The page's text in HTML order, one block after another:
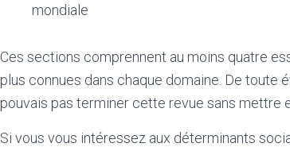
mondiale
Ces sections comprennent au moins quatre
plus connues dans chaque domaine. De toute
pouvais pas terminer cette revue sans mettre
Si vous vous intéressez aux déterminants